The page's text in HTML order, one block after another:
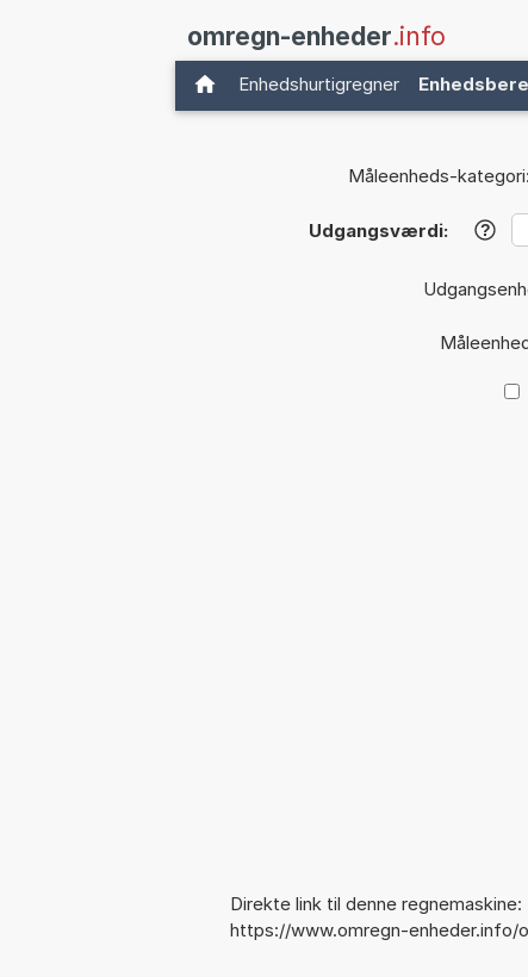
omregn-enheder.info
Enhedshurtigregner
Måleenheds-kategori:
Udgangsværdi: ?
Direkte link til denne regnemaskine:
https://www.omregn-enheder.info/